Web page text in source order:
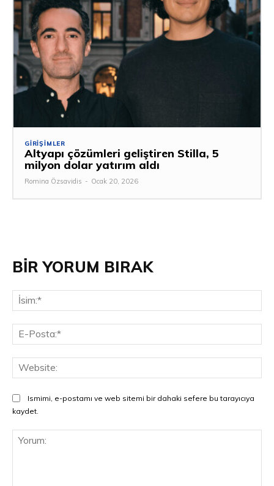
GIRIŞIMLER
Altyapı çözümleri geliştiren Stilla, 5
milyon dolar yatırım aldı
Romina Özsavidis - Ocak 20, 2026
BİR YORUM BIRAK
Ismimi, e-postamı ve web sitemi bir dahaki sefere bu tarayıcıya
kaydet.